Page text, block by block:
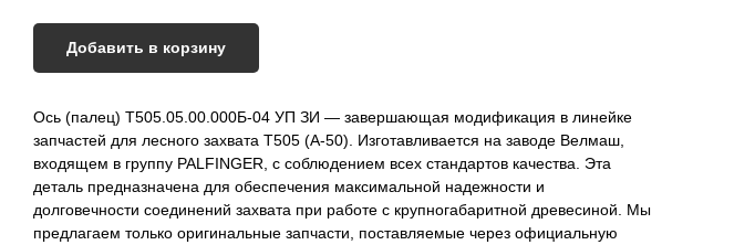
Добавить в корзину
Ось (палец) Т505.05.00.000Б-04 УП ЗИ — завершающая модификация в линейке
запчастей для лесного захвата Т505 (А-50). Изготавливается на заводе Велмаш,
входящем в группу PALFINGER, с соблюдением всех стандартов качества. Эта
деталь предназначена для обеспечения максимальной надежности и
долговечности соединений захвата при работе с крупногабаритной древесиной. Мы
предлагаем только оригинальные запчасти, поставляемые через официальную